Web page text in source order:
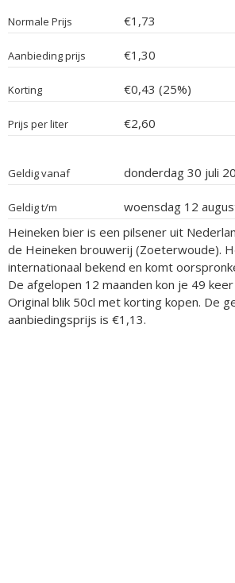
Normale Prijs €1,73
Aanbieding prijs €1,30
Korting €0,43 (25%)
Prijs per liter €2,60
Geldig vanaf donderdag 30 juli
Geldig t/m
woensdag 12
Heineken bier is een pilsener uit
de Heineken brouwerij (Zoeterwoude).
internationaal bekend en komt
De afgelopen 12 maanden kon je 49
Original blik 50cl met korting kopen. De
aanbiedingsprijs is €1,13.